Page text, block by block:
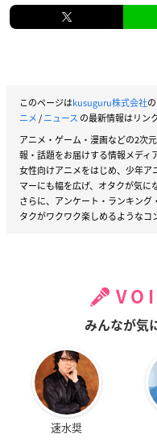
このページはkusuguru株式会社
ニメ/ニュース の最新情報はリン
アニメ・ゲーム・漫画などの2次
報・話題をお届けする情報メディ
女性向けアニメをはじめ、少年
マーにも幅を広げ、オタクが気に
さらに、アンケート・ランキン
タクがワクワク楽しめるようなコ
みんなが気
速水奨